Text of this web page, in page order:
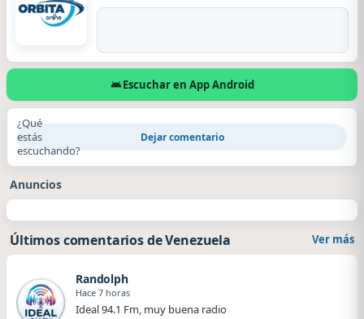
Escuchar en App Android
¿Qué
estás
escuchando?
Dejar comentario
Anuncios
Últimos comentarios de Venezuela Ver más
Randolph
Hace 7 horas
Ideal 94.1 Fm, muy buena radio